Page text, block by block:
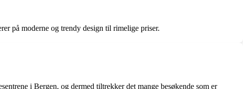
på moderne og trendy design til rimelige priser.
i Bergen, og dermed tiltrekker det mange besøkende som er